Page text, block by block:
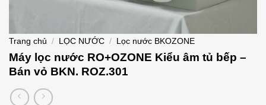
Trang chủ / LỌC NƯỚC / Lọc nước BKOZONE
Máy lọc nước RO+OZONE Kiểu âm tủ bếp –
Bán vỏ BKN. ROZ.301